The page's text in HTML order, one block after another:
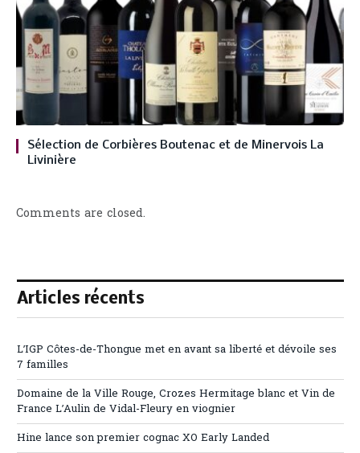
Sélection de Corbières Boutenac et de Minervois La
Livinière
Comments are closed.
Articles récents
L’IGP Côtes-de-Thongue met en avant sa liberté et dévoile ses
7 familles
Domaine de la Ville Rouge, Crozes Hermitage blanc et Vin de
France L’Aulin de Vidal-Fleury en viognier
Hine lance son premier cognac XO Early Landed